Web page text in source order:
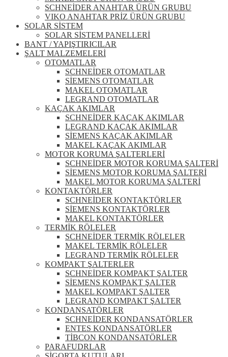
SCHNEİDER ANAHTAR ÜRÜN GRUBU
VIKO ANAHTAR PRİZ ÜRÜN GRUBU
SOLAR SİSTEM
SOLAR SİSTEM PANELLERİ
BANT / YAPIŞTIRICILAR
ŞALT MALZEMELERİ
OTOMATLAR
SCHNEİDER OTOMATLAR
SİEMENS OTOMATLAR
MAKEL OTOMATLAR
LEGRAND OTOMATLAR
KAÇAK AKIMLAR
SCHNEİDER KAÇAK AKIMLAR
LEGRAND KAÇAK AKIMLAR
SİEMENS KAÇAK AKIMLAR
MAKEL KAÇAK AKIMLAR
MOTOR KORUMA ŞALTERLERİ
SCHNEİDER MOTOR KORUMA ŞALTERİ
SİEMENS MOTOR KORUMA ŞALTERİ
MAKEL MOTOR KORUMA ŞALTERİ
KONTAKTÖRLER
SCHNEİDER KONTAKTÖRLER
SİEMENS KONTAKTÖRLER
MAKEL KONTAKTÖRLER
TERMİK RÖLELER
SCHNEİDER TERMİK RÖLELER
MAKEL TERMİK RÖLELER
LEGRAND TERMİK RÖLELER
KOMPAKT ŞALTERLER
SCHNEİDER KOMPAKT ŞALTER
SİEMENS KOMPAKT ŞALTER
MAKEL KOMPAKT ŞALTER
LEGRAND KOMPAKT ŞALTER
KONDANSATÖRLER
SCHNEİDER KONDANSATÖRLER
ENTES KONDANSATÖRLER
TİBCON KONDANSATÖRLER
PARAFUDRLAR